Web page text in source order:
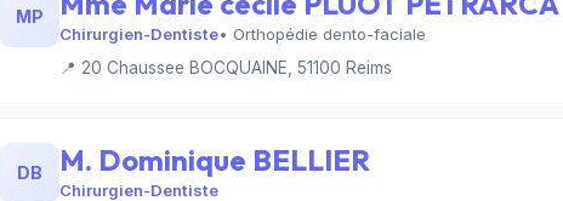
MP
Chirurgien-Dentiste• Orthopédie dento-faciale
📍 20 Chaussee BOCQUAINE, 51100 Reims
DB M. Dominique BELLIER
Chirurgien-Dentiste